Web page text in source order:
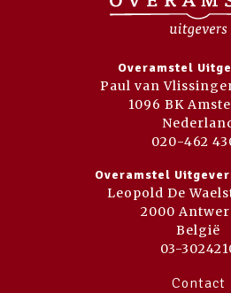
Overamstel
Paul van
1096 BK
020-462
Overamstel
Leopold De
2000
België
03-
Contact